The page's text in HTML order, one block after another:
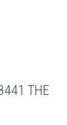
THE